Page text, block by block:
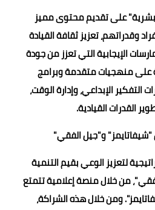
على تقديم محتوى مميز
وقدراتهم، تعزيز ثقافة القيادة
الإيجابية التي تعزز من جودة
على منهجيات متقدمة وبرامج
الإبداعي، وإدارة الوقت،
القدرات القيادية.
"شيفاتايمز" و"جيل الفقي"
لتعزيز الوعي بقيم التنمية
من خلال منصة إعلامية تتمتع
ومن خلال هذه الشراكة،